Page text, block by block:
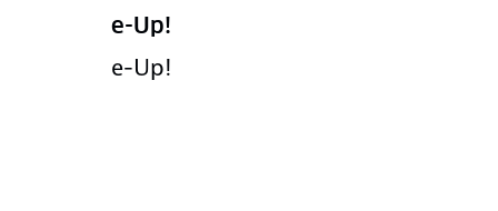
e-Up!
e-Up!